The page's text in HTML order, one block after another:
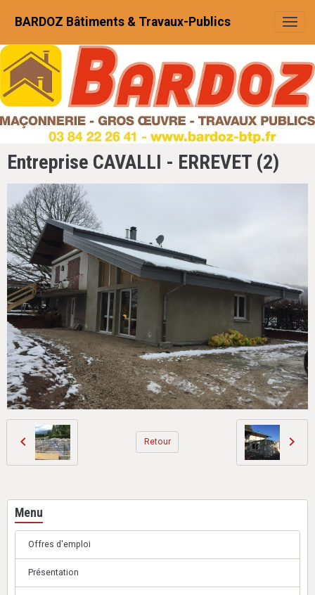
BARDOZ Bâtiments & Travaux-Publics
Entreprise CAVALLI - ERREVET (2)
Retour
Menu
Offres d'emploi
Présentation